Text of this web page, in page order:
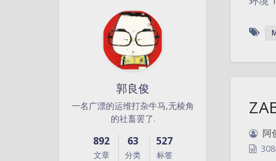
郭良俊
一名广漂的运维打杂牛马,无棱角
的社畜罢了.
892
文章
63
分类
527
标签
阿